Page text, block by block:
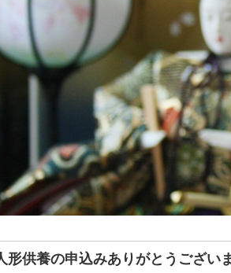
人形供養の申込みありがとうござい